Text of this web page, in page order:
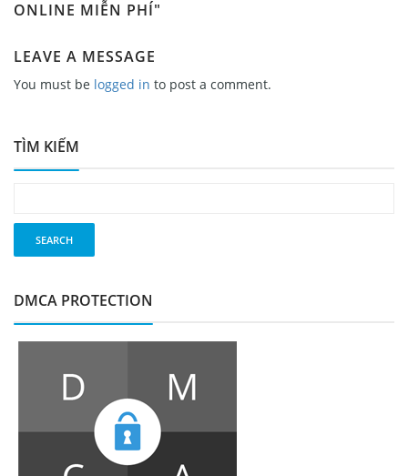
ONLINE MIỄN PHÍ"
LEAVE A MESSAGE
You must be logged in to post a comment.
TÌM KIẾM
DMCA PROTECTION